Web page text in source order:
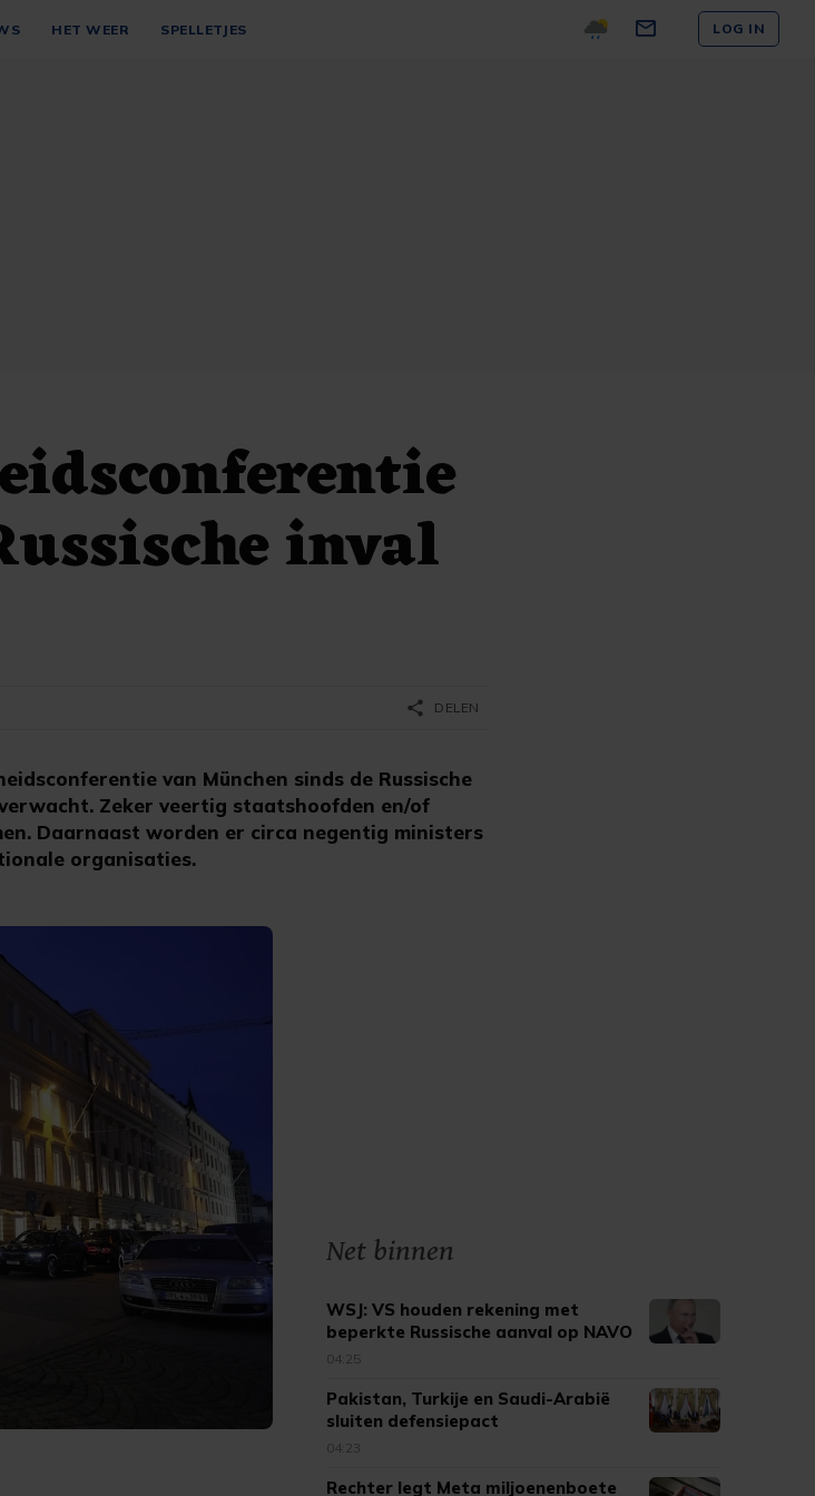
HET WEER SPELLETJES LOG IN
inval
van München sinds de Russische
Zeker veertig staatshoofden en/of
Daarnaast worden er circa negentig ministers
organisaties.
share DELEN
Net binnen
WSJ: VS houden rekening met
beperkte Russische aanval op NAVO
04:25
Pakistan, Turkije en Saudi-Arabië
sluiten defensiepact
04:23
Rechter legt Meta miljoenenboete